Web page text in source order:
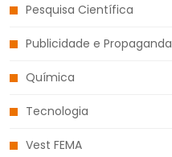
Pesquisa Científica
Publicidade e Propaganda
Química
Tecnologia
Vest FEMA